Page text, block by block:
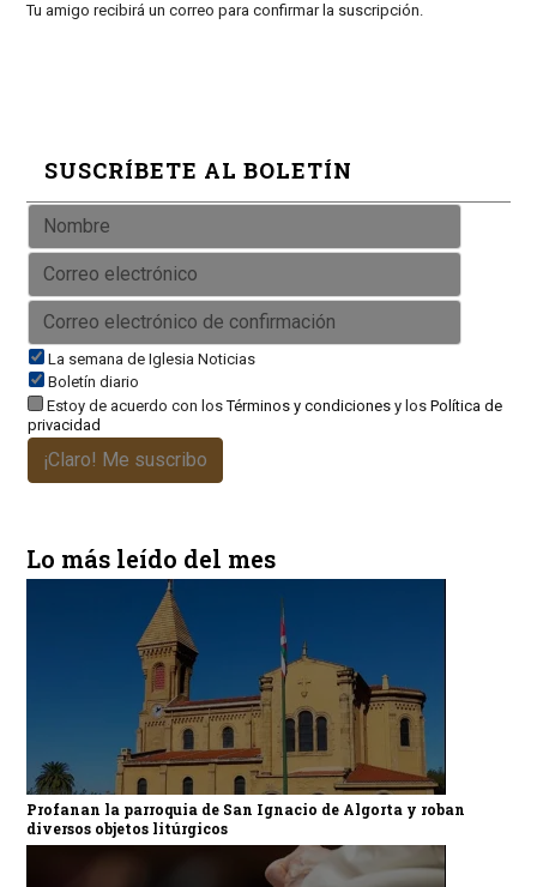
Tu amigo recibirá un correo para confirmar la suscripción.
SUSCRÍBETE AL BOLETÍN
La semana de Iglesia Noticias
Boletín diario
Estoy de acuerdo con losTérminos y condicionesy los Política de
privacidad
¡Claro! Me suscribo
Lo más leído del mes
Profanan la parroquia de San Ignacio de Algorta y roban
diversos objetos litúrgicos